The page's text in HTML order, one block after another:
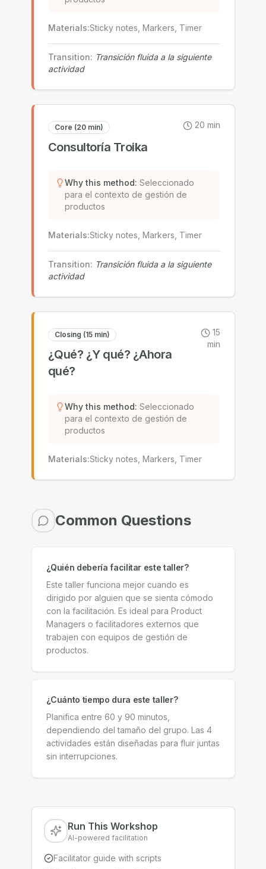
Materials:Sticky notes, Markers, Timer
Transition: Transición fluida a la siguiente
actividad
Core (20 min)
Consultoría Troika
20 min
Why this method: Seleccionado
para el contexto de gestión de
productos
Materials:Sticky notes, Markers, Timer
Transition: Transición fluida a la siguiente
actividad
Closing (15 min)
¿Qué? ¿Y qué? ¿Ahora
qué?
15
min
Why this method: Seleccionado
para el contexto de gestión de
productos
Materials:Sticky notes, Markers, Timer
Common Questions
¿Quién debería facilitar este taller?
Este taller funciona mejor cuando es
dirigido por alguien que se sienta cómodo
con la facilitación. Es ideal para Product
Managers o facilitadores externos que
trabajen con equipos de gestión de
productos.
¿Cuánto tiempo dura este taller?
Planifica entre 60 y 90 minutos,
dependiendo del tamaño del grupo. Las 4
actividades están diseñadas para fluir juntas
sin interrupciones.
Run This Workshop
AI-powered facilitation
Facilitator guide with scripts